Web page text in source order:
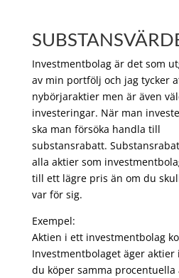
Investmentbolag är det som
av min portfölj och jag tycker
nybörjaraktier men är även
investeringar. När man
ska man försöka handla till
substansrabatt.
alla aktier som
till ett lägre pris än om du
var för sig.
Exempel:
Aktien i ett investmentbolag
Investmentbolaget äger aktier
du köper samma